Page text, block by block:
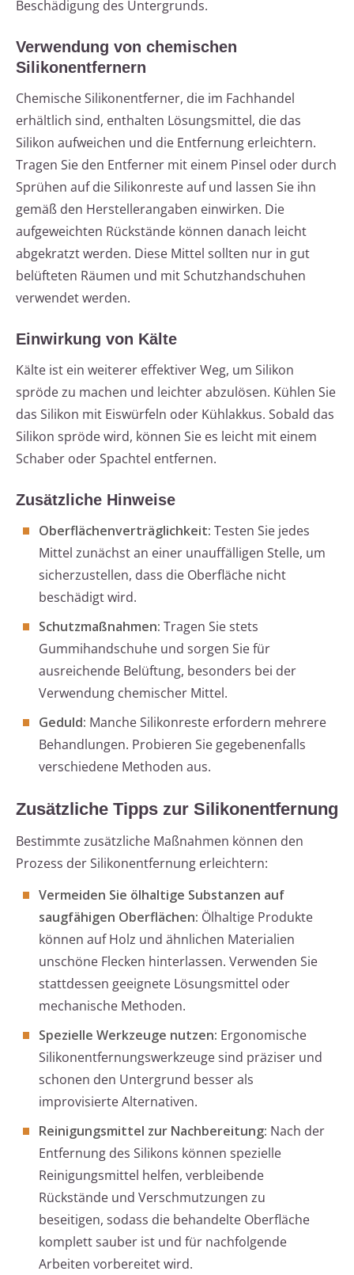
Beschädigung des Untergrunds.
Verwendung von chemischen
Silikonentfernern
Chemische Silikonentferner, die im Fachhandel
erhältlich sind, enthalten Lösungsmittel, die das
Silikon aufweichen und die Entfernung erleichtern.
Tragen Sie den Entferner mit einem Pinsel oder durch
Sprühen auf die Silikonreste auf und lassen Sie ihn
gemäß den Herstellerangaben einwirken. Die
aufgeweichten Rückstände können danach leicht
abgekratzt werden. Diese Mittel sollten nur in gut
belüfteten Räumen und mit Schutzhandschuhen
verwendet werden.
Einwirkung von Kälte
Kälte ist ein weiterer effektiver Weg, um Silikon
spröde zu machen und leichter abzulösen. Kühlen Sie
das Silikon mit Eiswürfeln oder Kühlakkus. Sobald das
Silikon spröde wird, können Sie es leicht mit einem
Schaber oder Spachtel entfernen.
Zusätzliche Hinweise
Oberflächenverträglichkeit: Testen Sie jedes
Mittel zunächst an einer unauffälligen Stelle, um
sicherzustellen, dass die Oberfläche nicht
beschädigt wird.
Schutzmaßnahmen: Tragen Sie stets
Gummihandschuhe und sorgen Sie für
ausreichende Belüftung, besonders bei der
Verwendung chemischer Mittel.
Geduld: Manche Silikonreste erfordern mehrere
Behandlungen. Probieren Sie gegebenenfalls
verschiedene Methoden aus.
Zusätzliche Tipps zur Silikonentfernung
Bestimmte zusätzliche Maßnahmen können den
Prozess der Silikonentfernung erleichtern:
Vermeiden Sie ölhaltige Substanzen auf
saugfähigen Oberflächen: Ölhaltige Produkte
können auf Holz und ähnlichen Materialien
unschöne Flecken hinterlassen. Verwenden Sie
stattdessen geeignete Lösungsmittel oder
mechanische Methoden.
Spezielle Werkzeuge nutzen: Ergonomische
Silikonentfernungswerkzeuge sind präziser und
schonen den Untergrund besser als
improvisierte Alternativen.
Reinigungsmittel zur Nachbereitung: Nach der
Entfernung des Silikons können spezielle
Reinigungsmittel helfen, verbleibende
Rückstände und Verschmutzungen zu
beseitigen, sodass die behandelte Oberfläche
komplett sauber ist und für nachfolgende
Arbeiten vorbereitet wird.